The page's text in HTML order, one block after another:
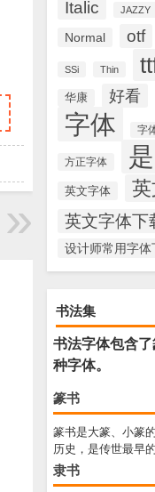
Italic JAZZY
Normal otf
SSi Thin
华康 好看
字体 字
方正字体
英文字体
英文字体下
设计师常用字体
书法集
书法字体包含
种字体。
篆书
篆书是大篆、小篆
历史，是传世最早
隶书